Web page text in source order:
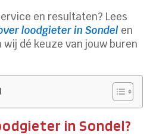
en resultaten? Lees
loodgieter in Sondel en
dé keuze van jouw buren
in Sondel?